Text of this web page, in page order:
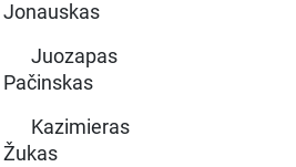
Jonauskas
Juozapas
Pačinskas
Kazimieras
Žukas